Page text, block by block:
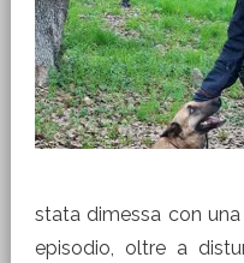
stata dimessa con
episodio, oltre a